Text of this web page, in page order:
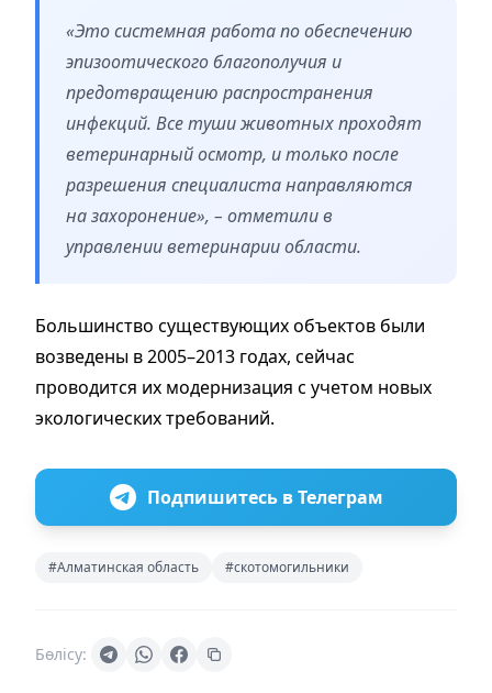
«Это системная работа по обеспечению
эпизоотического благополучия и
предотвращению распространения
инфекций. Все туши животных проходят
ветеринарный осмотр, и только после
разрешения специалиста направляются
на захоронение», – отметили в
управлении ветеринарии области.
Большинство существующих объектов были
возведены в 2005–2013 годах, сейчас
проводится их модернизация с учетом новых
экологических требований.
Подпишитесь в Телеграм
#Алматинская область #скотомогильники
Бөлісу: